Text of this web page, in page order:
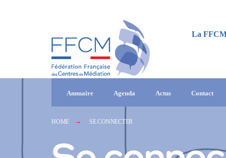
La
Annuaire Agenda Actus Contact
HOME SE CONNECTER